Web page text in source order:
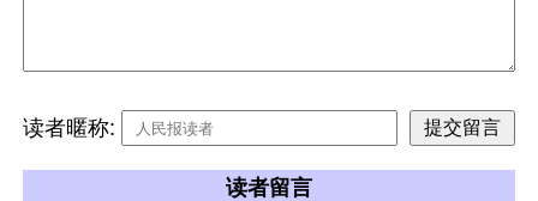
读者暱称:
读者留言